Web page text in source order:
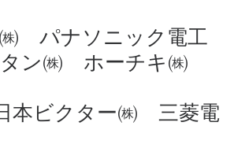
パナソニック電工
ン㈱ ホーチキ㈱
本ビクター㈱ 三菱電